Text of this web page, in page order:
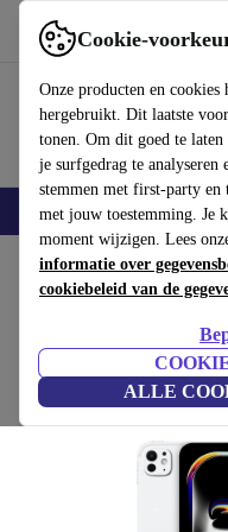
Cookie-
Onze producten en cookies
hergebruikt. Dit laatste
tonen. Om dit goed te
je surfgedrag te analyseren
stemmen met first-party
met jouw toestemming. Je
moment wijzigen. Lees
informatie over
cookiebeleid van de
ALLE
Gebruik refurbed snel en
Smartphones Laptops
Home Producten Tablets
iPad Pro (2024) |
16 GB | 1 TB | zilver |
(4,9/5)